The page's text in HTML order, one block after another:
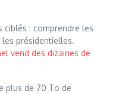
ciblés : comprendre les
présidentielles.
vend des dizaines de
plus de 70 To de